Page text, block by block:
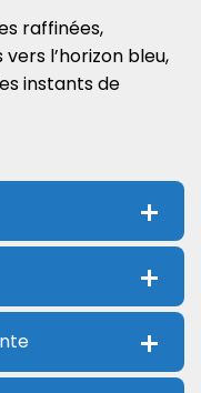
raffinées,
l’horizon bleu,
instants de